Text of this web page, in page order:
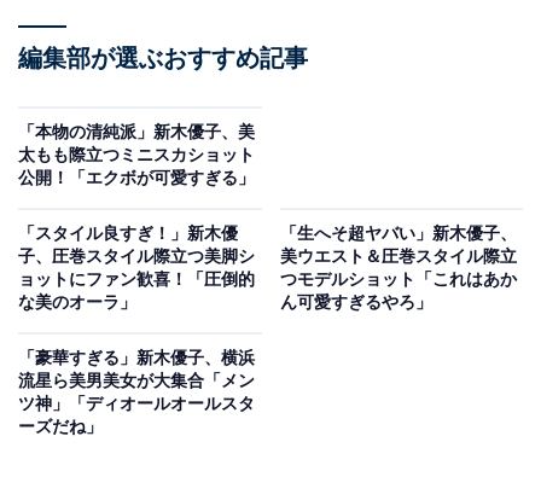
編集部が選ぶおすすめ記事
「本物の清純派」新木優子、美
太もも際立つミニスカショット
公開！「エクボが可愛すぎる」
「スタイル良すぎ！」新木優
子、圧巻スタイル際立つ美脚シ
ョットにファン歓喜！「圧倒的
な美のオーラ」
「生へそ超ヤバい」新木優子、
美ウエスト＆圧巻スタイル際立
つモデルショット「これはあか
ん可愛すぎるやろ」
「豪華すぎる」新木優子、横浜
流星ら美男美女が大集合「メン
ツ神」「ディオールオールスタ
ーズだね」